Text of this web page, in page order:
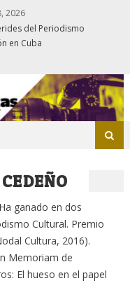
2026
del Periodismo
en Cuba
ganado en dos
Cultural. Premio
Cultura, 2016).
Memoriam de
El hueso en el papel